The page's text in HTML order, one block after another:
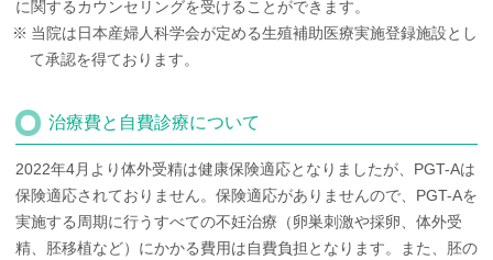
に関するカウンセリングを受けることができます。
当院は日本産婦人科学会が定める生殖補助医療実施登録施設とし
て承認を得ております。
治療費と自費診療について
2022年4月より体外受精は健康保険適応となりましたが、PGT-Aは
保険適応されておりません。保険適応がありませんので、PGT-Aを
実施する周期に行うすべての不妊治療（卵巣刺激や採卵、体外受
精、胚移植など）にかかる費用は自費負担となります。また、胚の